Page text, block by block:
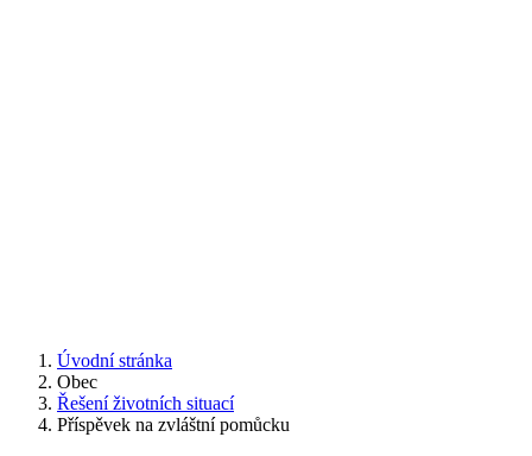
Úvodní stránka
Obec
Řešení životních situací
Příspěvek na zvláštní pomůcku